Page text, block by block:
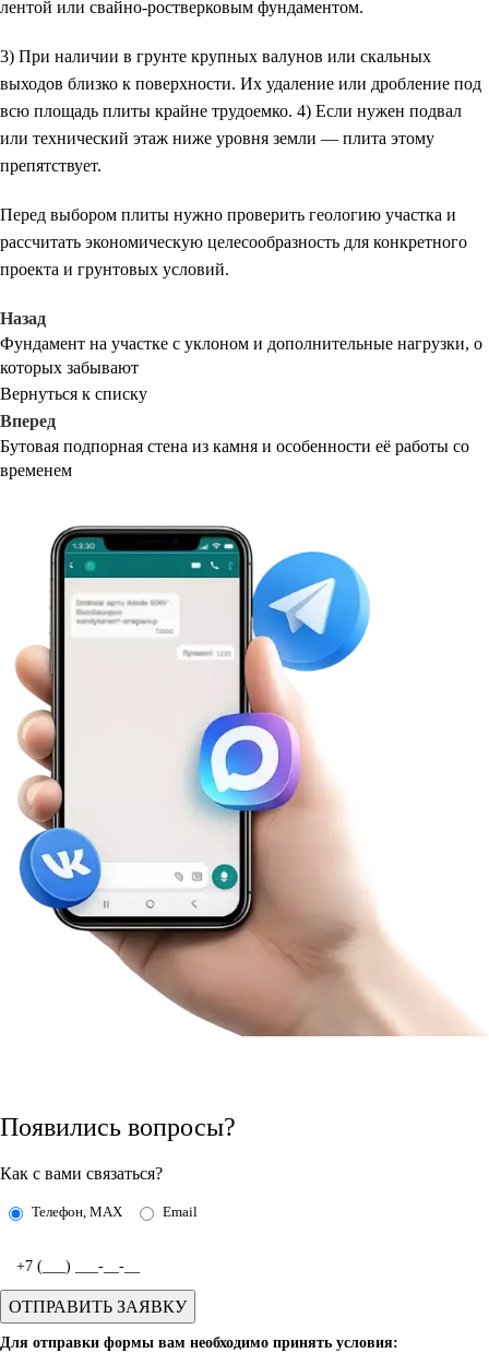
лентой или свайно-ростверковым фундаментом.
3) При наличии в грунте крупных валунов или скальных
выходов близко к поверхности. Их удаление или дробление под
всю площадь плиты крайне трудоемко. 4) Если нужен подвал
или технический этаж ниже уровня земли — плита этому
препятствует.
Перед выбором плиты нужно проверить геологию участка и
рассчитать экономическую целесообразность для конкретного
проекта и грунтовых условий.
Назад
Фундамент на участке с уклоном и дополнительные нагрузки, о
которых забывают
Вернуться к списку
Вперед
Бутовая подпорная стена из камня и особенности её работы со
временем
Появились вопросы?
Как с вами связаться?
Телефон, MAX Email
Для отправки формы вам необходимо принять условия: